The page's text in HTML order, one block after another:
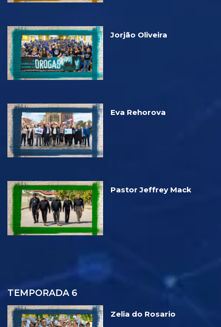
Jorjão Oliveira
Eva Rehorova
Pastor Jeffrey Mack
TEMPORADA 6
Zelia do Rosario